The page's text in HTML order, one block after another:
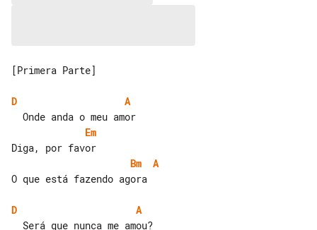
[Primera Parte]
D
A
Em
Bm
A
O que está fazendo agora
D
A